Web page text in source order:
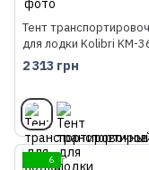
Тент
для лодки Kolibri KM-
темно-серый
2 313 грн
6